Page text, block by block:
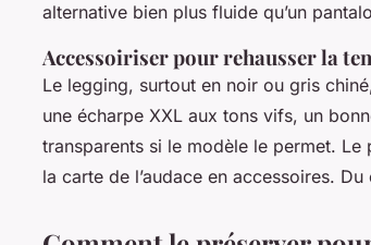
alternative bien plus fluide qu’un
Accessoiriser pour rehausser la
Le legging, surtout en noir ou gris
une écharpe XXL aux tons vifs, un
transparents si le modèle le permet.
la carte de l’audace en accessoires.